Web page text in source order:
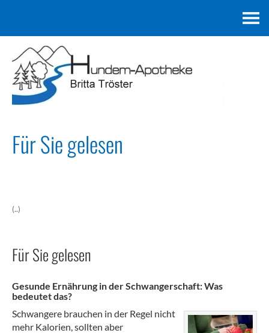
Für Sie gelesen
(..)
Für Sie gelesen
Gesunde Ernährung in der Schwangerschaft: Was
bedeutet das?
Schwangere brauchen in der Regel nicht
mehr Kalorien, sollten aber